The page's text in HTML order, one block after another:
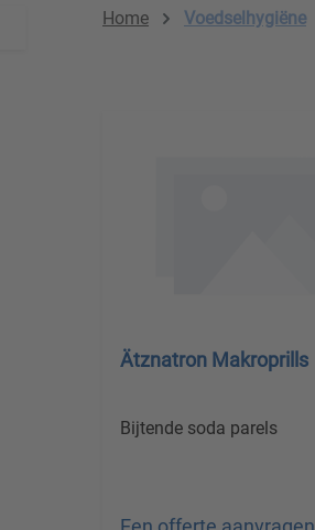
Home Voedselhygiëne
Ätznatron Makroprills
Bijtende soda parels